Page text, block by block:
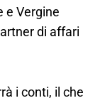
e Vergine
di affari
i conti, il che